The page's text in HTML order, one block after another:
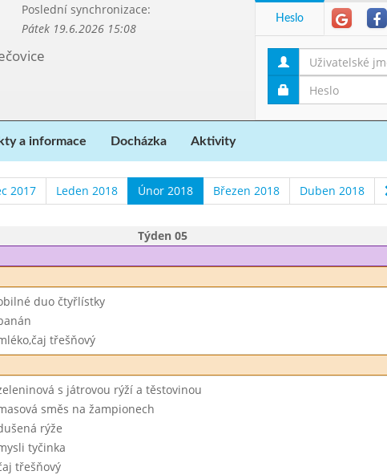
Poslední synchronizace:
Pátek 19.6.2026 15:08
Heslo
a informace Docházka Aktivity
2017 Leden 2018 Únor 2018 Březen 2018 Duben 2018
Týden 05
duo čtyřlístky
třešňový
s játrovou rýží a těstovinou
směs na žampionech
rýže
tyčinka
třešňový